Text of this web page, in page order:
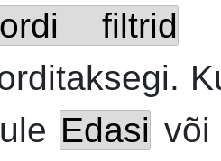
filtrid
Edasi